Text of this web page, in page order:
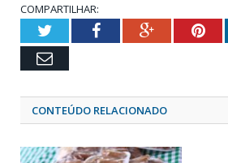
COMPARTILHAR:
TwitterFacebookGoogle+
Email
CONTEÚDO RELACIONADO